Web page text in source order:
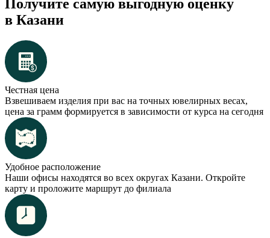
Получите самую выгодную оценку
в Казани
Честная цена
Взвешиваем изделия при вас на точных ювелирных весах,
цена за грамм формируется в зависимости от курса на сегодня
Удобное расположение
Наши офисы находятся во всех округах Казани. Откройте
карту и проложите маршрут до филиала